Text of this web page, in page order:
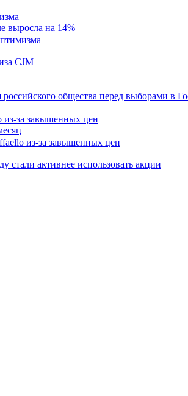
выросла на 14%
CJM
общества перед выборами в
из-за завышенных цен
стали активнее использовать акции